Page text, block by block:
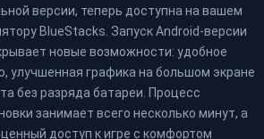
версии, теперь доступна на вашем
BlueStacks. Запуск Android-версии
новые возможности: удобное
улучшенная графика на большом экране
без разряда батареи. Процесс
занимает всего несколько минут, а
доступ к игре с комфортом